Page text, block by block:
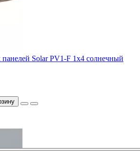
Solar PV1-F 1х4 солнечный